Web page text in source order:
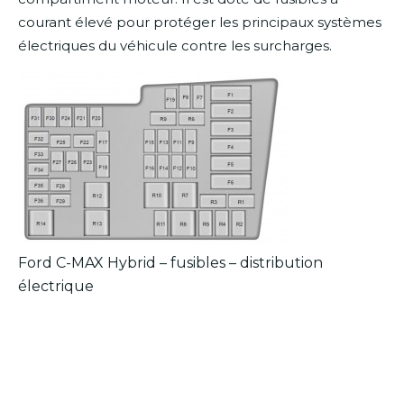
courant élevé pour protéger les principaux systèmes
électriques du véhicule contre les surcharges.
Ford C-MAX Hybrid – fusibles – distribution
électrique